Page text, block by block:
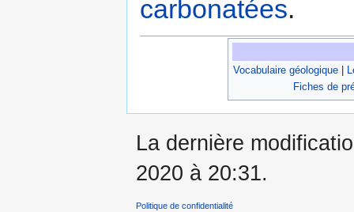
carbonatées.
Vocabulaire géologique|
Fiches de
La dernière
2020 à 20:31.
Politique de confidentialité